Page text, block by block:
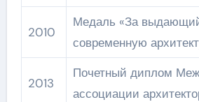
2010
Медаль «За
современную
2013
Почетный диплом
ассоциации